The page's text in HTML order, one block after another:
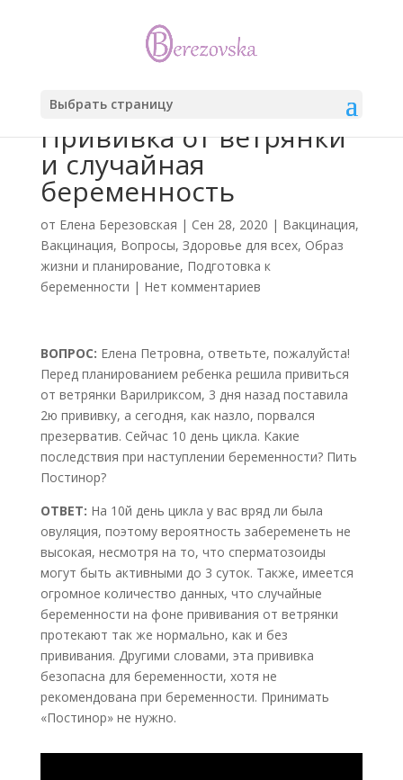
Выбрать страницу
Прививка от ветрянки
и случайная
беременность
от Елена Березовская | Сен 28, 2020 | Вакцинация,
Вакцинация, Вопросы, Здоровье для всех, Образ
жизни и планирование, Подготовка к
беременности | Нет комментариев
ВОПРОС: Елена Петровна, ответьте, пожалуйста!
Перед планированием ребенка решила привиться
от ветрянки Варилриксом, 3 дня назад поставила
2ю прививку, а сегодня, как назло, порвался
презерватив. Сейчас 10 день цикла. Какие
последствия при наступлении беременности? Пить
Постинор?
ОТВЕТ: На 10й день цикла у вас вряд ли была
овуляция, поэтому вероятность забеременеть не
высокая, несмотря на то, что сперматозоиды
могут быть активными до 3 суток. Также, имеется
огромное количество данных, что случайные
беременности на фоне прививания от ветрянки
протекают так же нормально, как и без
прививания. Другими словами, эта прививка
безопасна для беременности, хотя не
рекомендована при беременности. Принимать
«Постинор» не нужно.